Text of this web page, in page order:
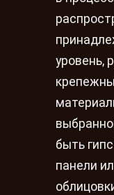
уровень,
быть
панели